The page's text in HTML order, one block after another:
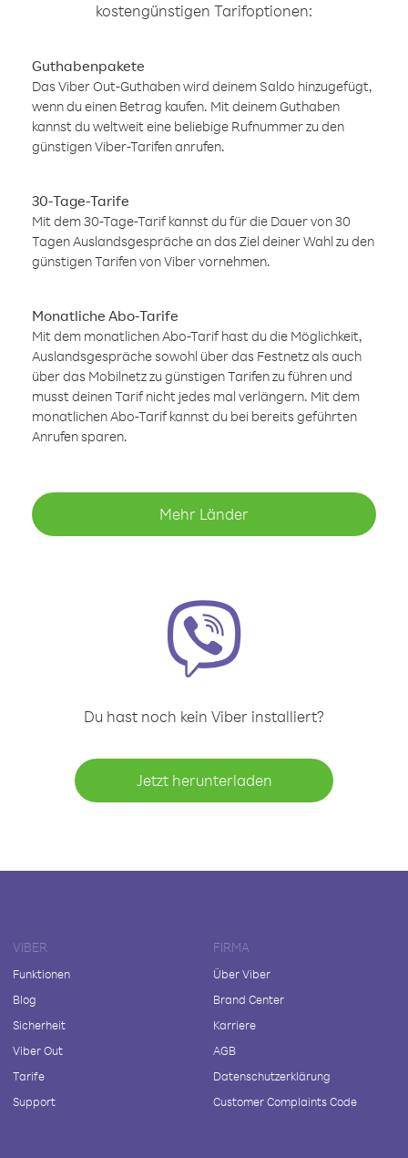
kostengünstigen Tarifoptionen:
Guthabenpakete
Das Viber Out-Guthaben wird deinem Saldo hinzugefügt,
wenn du einen Betrag kaufen. Mit deinem Guthaben
kannst du weltweit eine beliebige Rufnummer zu den
günstigen Viber-Tarifen anrufen.
30-Tage-Tarife
Mit dem 30-Tage-Tarif kannst du für die Dauer von 30
Tagen Auslandsgespräche an das Ziel deiner Wahl zu den
günstigen Tarifen von Viber vornehmen.
Monatliche Abo-Tarife
Mit dem monatlichen Abo-Tarif hast du die Möglichkeit,
Auslandsgespräche sowohl über das Festnetz als auch
über das Mobilnetz zu günstigen Tarifen zu führen und
musst deinen Tarif nicht jedes mal verlängern. Mit dem
monatlichen Abo-Tarif kannst du bei bereits geführten
Anrufen sparen.
Mehr Länder
Du hast noch kein Viber installiert?
Jetzt herunterladen
VIBER
Funktionen
Blog
Sicherheit
Viber Out
Tarife
Support
FIRMA
Über Viber
Brand Center
Karriere
AGB
Datenschutzerklärung
Customer Complaints Code